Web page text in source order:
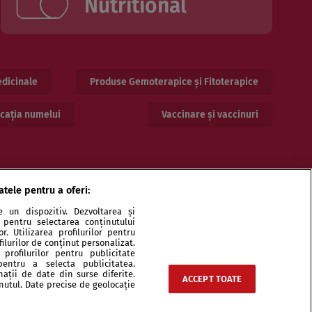
Nutritional
Produse Gemoterapice și Fitoterapice
numelui Vaccinare și vaccinuri
și specialiști Echipa Contact Sitemap
pentru a oferi:
un dispozitiv. Dezvoltarea și
selectarea conținutului
Utilizarea profilurilor pentru
de conținut personalizat.
profilurilor pentru publicitate
a selecta publicitatea.
de date din surse diferite.
Date precise de geolocație
ACCEPT TOATE